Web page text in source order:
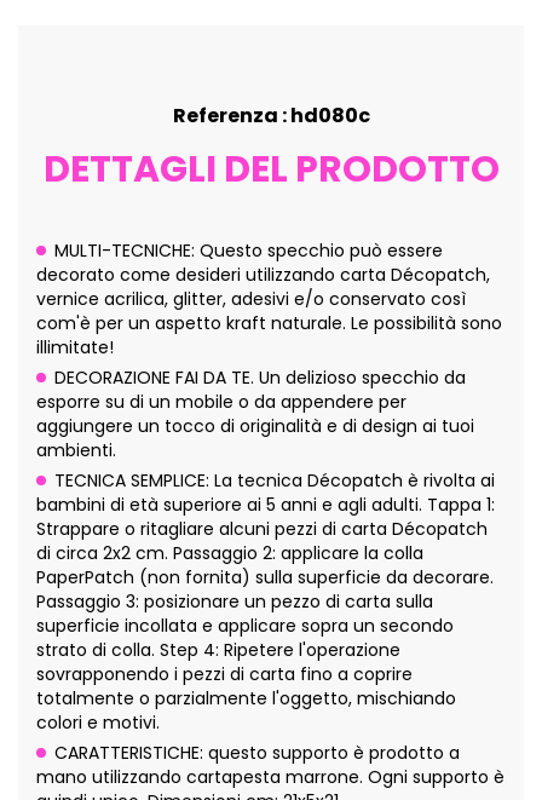
Referenza : hd080c
DETTAGLI DEL PRODOTTO
MULTI-TECNICHE: Questo specchio può essere
decorato come desideri utilizzando carta Décopatch,
vernice acrilica, glitter, adesivi e/o conservato così
com'è per un aspetto kraft naturale. Le possibilità sono
illimitate!
DECORAZIONE FAI DA TE. Un delizioso specchio da
esporre su di un mobile o da appendere per
aggiungere un tocco di originalità e di design ai tuoi
ambienti.
TECNICA SEMPLICE: La tecnica Décopatch è rivolta ai
bambini di età superiore ai 5 anni e agli adulti. Tappa 1:
Strappare o ritagliare alcuni pezzi di carta Décopatch
di circa 2x2 cm. Passaggio 2: applicare la colla
PaperPatch (non fornita) sulla superficie da decorare.
Passaggio 3: posizionare un pezzo di carta sulla
superficie incollata e applicare sopra un secondo
strato di colla. Step 4: Ripetere l'operazione
sovrapponendo i pezzi di carta fino a coprire
totalmente o parzialmente l'oggetto, mischiando
colori e motivi.
CARATTERISTICHE: questo supporto è prodotto a
mano utilizzando cartapesta marrone. Ogni supporto è